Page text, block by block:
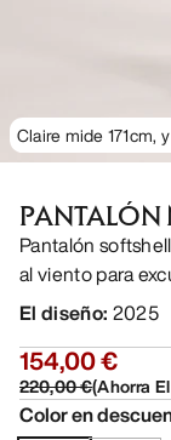
Claire mide 171cm,
PANTALÓN
Pantalón
al viento para
El diseño: 2025
154,00 €
220,00 €(Ahorra El
Color en